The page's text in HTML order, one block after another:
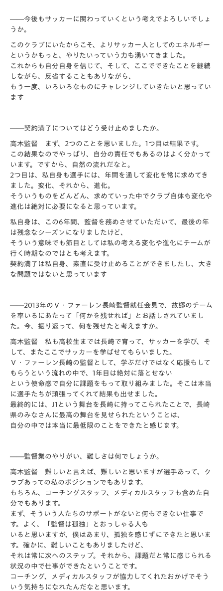
――今後もサッカーに関わっていくという考えでよろしいでしょ
うか。
このクラブにいたからこそ、よりサッカー人としてのエネルギー
というかもっと、やりたいっていう力も湧いてきました。
これからも自分自身を信じて、そして、ここでできたことを継続
しながら、反省することもありながら、
もう一度、いろいろなものにチャレンジしていきたいと思ってい
ます
――契約満了についてはどう受け止めましたか。
高木監督 まず、2つのことを思いました。1つ目は結果です。
この結果なのでやっぱり、自分の責任でもあるのはよく分かって
います。ですから、自然の流れだなと。
2つ目は、私自身も選手には、年間を通して変化を常に求めてき
ました。変化、それから、進化。
そういうものをどんどん、求めていった中でクラブ自体も変化や
進化は絶対に必要になると思っています。
私自身は、この6年間、監督を務めさせていただいて、最後の年
は残念なシーズンになりましたけど、
そういう意味でも節目としては私の考える変化や進化にチームが
行く時期なのではとも考えます。
契約満了は私自身、素直に受け止めることができましたし、大き
な問題ではないと思っています
――2013年のＶ・ファーレン長崎監督就任会見で、故郷のチーム
を率いるにあたって「何かを残せれば」とお話しされていまし
た。今、振り返って、何を残せたと考えますか。
高木監督 私も高校生までは長崎で育って、サッカーを学び、そ
して、またここでサッカーを学ばせてもらいました。
Ｖ・ファーレン長崎の監督として、学ぶだけではなく応援もして
もらうという流れの中で、1年目は絶対に落とせない
という使命感で自分に課題をもって取り組みました。そこは本当
に選手たちが頑張ってくれて結果も出せました。
最終的には、J1という舞台を長崎に持ってこられたことで、長崎
県のみなさんに最高の舞台を見せられたということは、
自分の中では本当に最低限のことをできたと感じます。
――監督業のやりがい、難しさは何でしょうか。
高木監督 難しいと言えば、難しいと思いますが選手あって、ク
ラブあっての私のポジションでもあります。
もちろん、コーチングスタッフ、メディカルスタッフも含めた自
分でもあります。
まず、そういう人たちのサポートがないと何もできない仕事で
す。よく、「監督は孤独」とおっしゃる人も
いると思いますが、僕はあまり、孤独を感じずにできたと思いま
す。確かに、難しいこともありましたけど、
それは常に次へのステップ。それから、課題だと常に感じられる
状況の中で仕事ができたということです。
コーチング、メディカルスタッフが協力してくれたおかげでそう
いう気持ちになれたんだなと思います。